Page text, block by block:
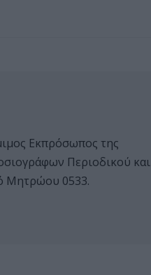
Εκπρόσωπος της
Περιοδικού και
Μητρώου 0533.